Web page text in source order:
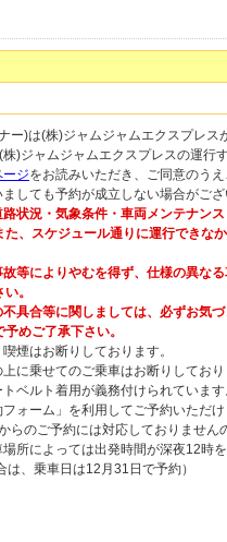
)は(株)ジャムジャムエクスプレス
)ジャムジャムエクスプレスの運行
ジをお読みいただき、ご同意のうえ
しても予約が成立しない場合がござ
状況・気象条件・車両メンテナン
、スケジュール通りに運行できな
等によりやむを得ず、仕様の異な
。
具合等に関しましては、必ずお気
めご了承下さい。
煙はお断りしております。
に乗せてのご乗車はお断りしており
ベルト着用が義務付けられています
ォーム」を利用してご予約いただ
らのご予約には対応しておりません
所によっては出発時間が深夜12時
、乗車日は12月31日で予約）